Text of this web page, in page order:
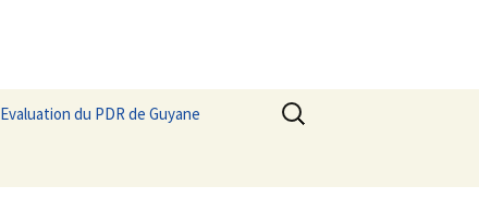
Evaluation du PDR de Guyane Rechercher :